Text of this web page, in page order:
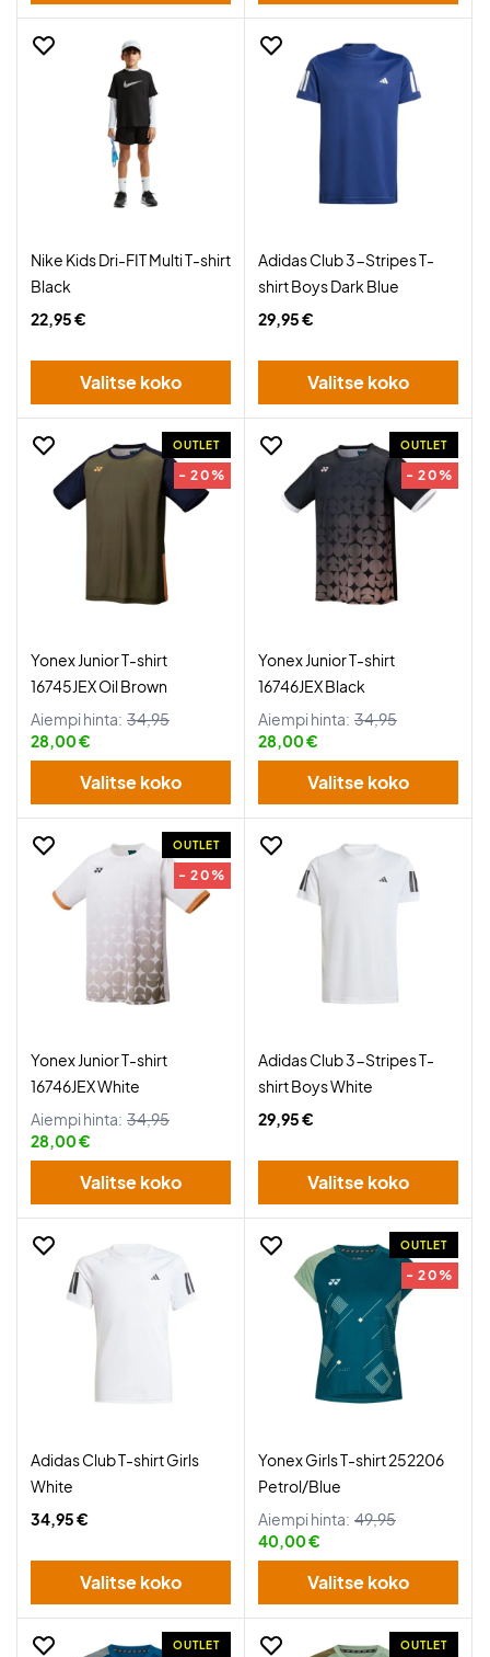
Nike Kids Dri-FIT Multi T-shirt
Black
22,95 €
Valitse koko
Adidas Club 3-Stripes T-
shirt Boys Dark Blue
29,95 €
Valitse koko
OUTLET
- 20%
Yonex Junior T-shirt
16745JEX Oil Brown
Aiempi hinta: 34,95
28,00 €
Valitse koko
OUTLET
- 20%
Yonex Junior T-shirt
16746JEX Black
Aiempi hinta: 34,95
28,00 €
Valitse koko
OUTLET
- 20%
Yonex Junior T-shirt
16746JEX White
Aiempi hinta: 34,95
28,00 €
Valitse koko
Adidas Club 3-Stripes T-
shirt Boys White
29,95 €
Valitse koko
Adidas Club T-shirt Girls
White
34,95 €
Valitse koko
OUTLET
- 20%
Yonex Girls T-shirt 252206
Petrol/Blue
Aiempi hinta: 49,95
40,00 €
Valitse koko
OUTLET OUTLET